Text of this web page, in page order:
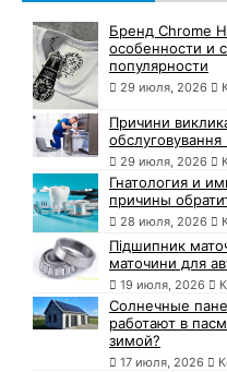
Бренд Chrome
особенности и
популярности
29 июля, 2026
Причини
обслуговування
29 июля, 2026
Гнатология и
причины
28 июля, 2026
Підшипник
маточини для
19 июля, 2026
Солнечные
работают в
зимой?
17 июля, 2026